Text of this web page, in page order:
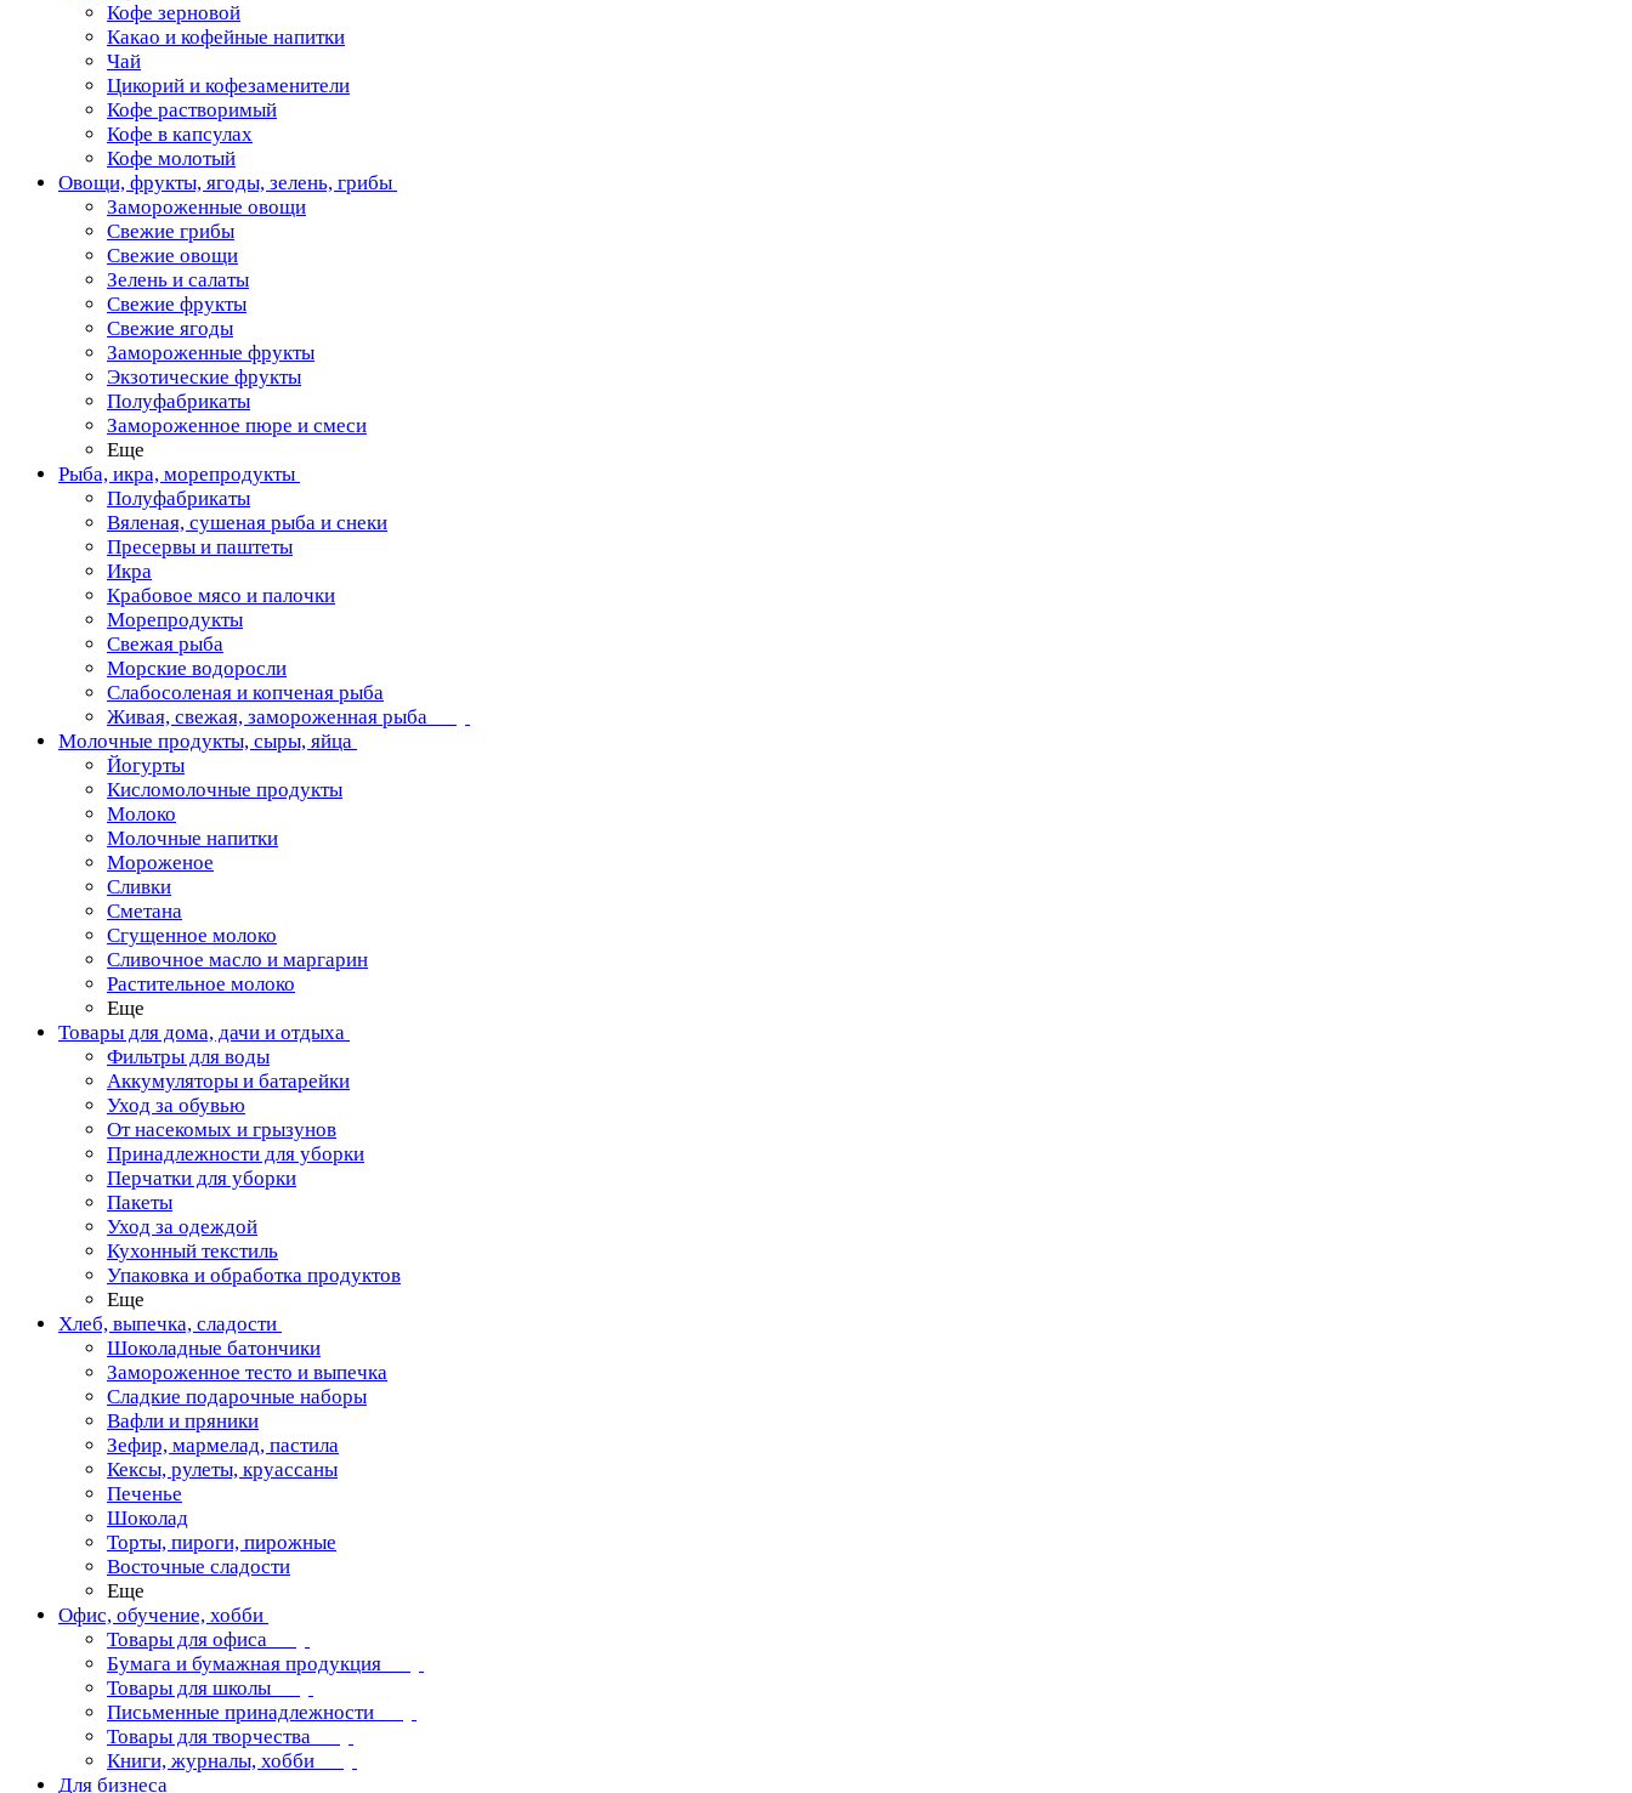
Кофе зерновой
Какао и кофейные напитки
Чай
Цикорий и кофезаменители
Кофе растворимый
Кофе в капсулах
Кофе молотый
Овощи, фрукты, ягоды, зелень, грибы
Замороженные овощи
Свежие грибы
Свежие овощи
Зелень и салаты
Свежие фрукты
Свежие ягоды
Замороженные фрукты
Экзотические фрукты
Полуфабрикаты
Замороженное пюре и смеси
Еще
Рыба, икра, морепродукты
Полуфабрикаты
Вяленая, сушеная рыба и снеки
Пресервы и паштеты
Икра
Крабовое мясо и палочки
Морепродукты
Свежая рыба
Морские водоросли
Слабосоленая и копченая рыба
Живая, свежая, замороженная рыба
Молочные продукты, сыры, яйца
Йогурты
Кисломолочные продукты
Молоко
Молочные напитки
Мороженое
Сливки
Сметана
Сгущенное молоко
Сливочное масло и маргарин
Растительное молоко
Еще
Товары для дома, дачи и отдыха
Фильтры для воды
Аккумуляторы и батарейки
Уход за обувью
От насекомых и грызунов
Принадлежности для уборки
Перчатки для уборки
Пакеты
Уход за одеждой
Кухонный текстиль
Упаковка и обработка продуктов
Еще
Хлеб, выпечка, сладости
Шоколадные батончики
Замороженное тесто и выпечка
Сладкие подарочные наборы
Вафли и пряники
Зефир, мармелад, пастила
Кексы, рулеты, круассаны
Печенье
Шоколад
Торты, пироги, пирожные
Восточные сладости
Еще
Офис, обучение, хобби
Товары для офиса
Бумага и бумажная продукция
Товары для школы
Письменные принадлежности
Товары для творчества
Книги, журналы, хобби
Для бизнеса